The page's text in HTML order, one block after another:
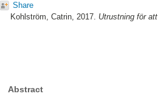
Share
Kohlström, Catrin, 2017. Utrustning för
Abstract